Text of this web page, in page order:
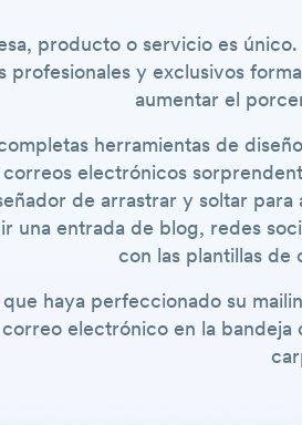
producto o servicio es
profesionales y exclusivos
aumentar el
herramientas de
electrónicos
de arrastrar y soltar
una entrada de blog, redes
con las plantillas
que haya perfeccionado su
electrónico en la